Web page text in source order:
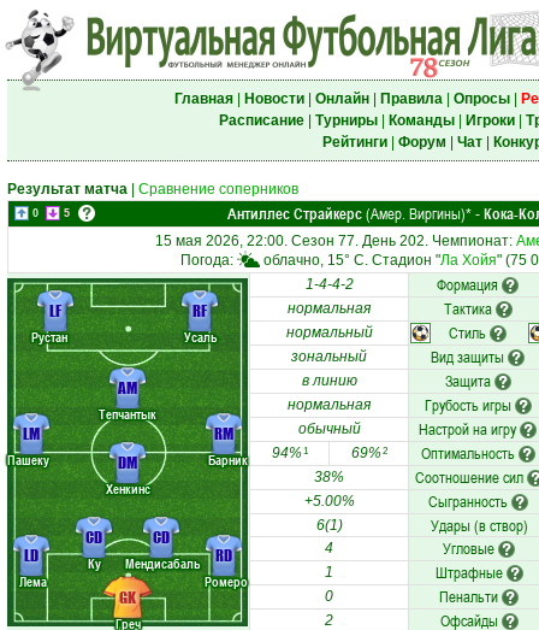
Главная| Новости| Онлайн| Правила| Опросы|
Расписание| Турниры| Команды| Игроки|
Рейтинги| Форум Чат|
Результат матча Сравнение соперников
0 5 Антиллес Страйкерс(Амер. Виргины)* - Кока-
15 мая 2026, 22:00. Сезон 77. День 202. Чемпионат:
Погода:
облачно, 15° C. Стадион "Ла Хойя" (75
Греч
Лема
Ку Мендисабаль
Ромеро
Пашеку
Хенкинс
Тепчантык
Барник
Рустан Усаль
GK
LD
CD
CD
RD
LM
DM
AM
RM
LF RF
1-4-4-2 Формация
нормальная Тактика
нормальный Стиль
зональный Вид защиты
в линию Защита
нормальная Грубость игры
обычный Настрой на игру
94%1 69%2 Оптимальность
38% Соотношение сил
+5.00% Сыгранность
6(1) Удары (в створ)
4 Угловые
1 Штрафные
0 Пенальти
2 Офсайды